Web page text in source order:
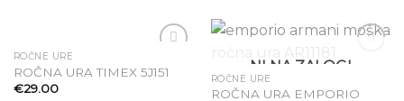
ROČNE URE
ROČNA URA TIMEX 5J151
€29.00
na seznam
NI NA ZALOGI
ROČNE URE
ROČNA URA EMPORIO